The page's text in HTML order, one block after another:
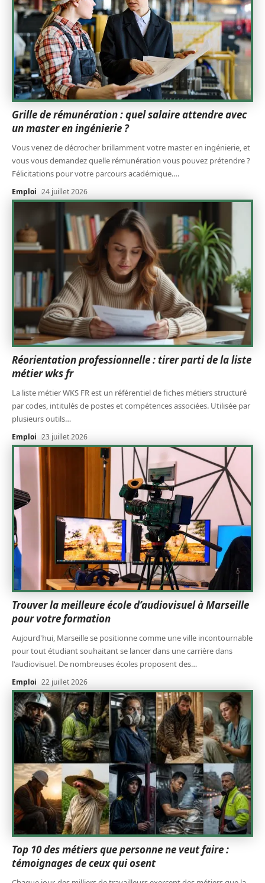
Grille de rémunération : quel salaire attendre avec
un master en ingénierie ?
Vous venez de décrocher brillamment votre master en ingénierie, et
vous vous demandez quelle rémunération vous pouvez prétendre ?
Félicitations pour votre parcours académique.…
Emploi 24 juillet 2026
Réorientation professionnelle : tirer parti de la liste
métier wks fr
La liste métier WKS FR est un référentiel de fiches métiers structuré
par codes, intitulés de postes et compétences associées. Utilisée par
plusieurs outils…
Emploi 23 juillet 2026
Trouver la meilleure école d’audiovisuel à Marseille
pour votre formation
Aujourd'hui, Marseille se positionne comme une ville incontournable
pour tout étudiant souhaitant se lancer dans une carrière dans
l'audiovisuel. De nombreuses écoles proposent des…
Emploi 22 juillet 2026
Top 10 des métiers que personne ne veut faire :
témoignages de ceux qui osent